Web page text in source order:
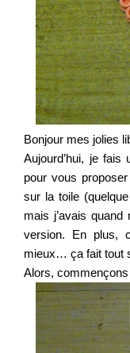
Bonjour mes jolies
Aujourd’hui, je
pour vous
sur la toile
mais j’avais
version. En plus,
mieux… ça fait tout
Alors,